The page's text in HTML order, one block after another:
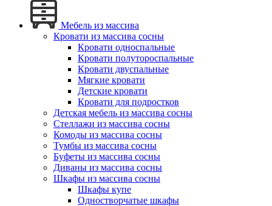
Мебель из массива
Кровати из массива сосны
Кровати односпальные
Кровати полутороспальные
Кровати двуспальные
Мягкие кровати
Детские кровати
Кровати для подростков
Детская мебель из массива сосны
Стеллажи из массива сосны
Комоды из массива сосны
Тумбы из массива сосны
Буфеты из массива сосны
Диваны из массива сосны
Шкафы из массива сосны
Шкафы купе
Одностворчатые шкафы